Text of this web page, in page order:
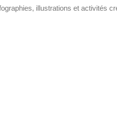
illustrations et activités